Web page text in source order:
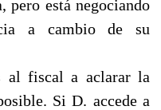
pero está negociando
a cambio de su
al fiscal a aclarar la
Si D. accede a